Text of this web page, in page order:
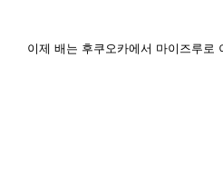
이제 배는 후쿠오카에서 마이즈루로